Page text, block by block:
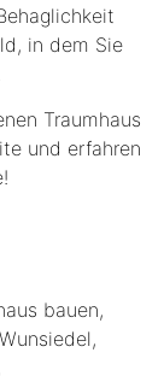
in dem Sie
Traumhaus
und erfahren